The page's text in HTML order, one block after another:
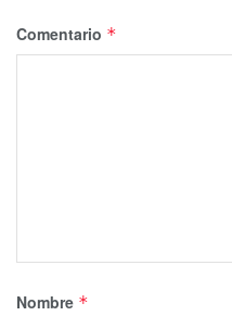
Comentario *
Nombre *